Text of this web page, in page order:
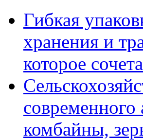
Гибкая
хранения и
которое
современного
комбайны,